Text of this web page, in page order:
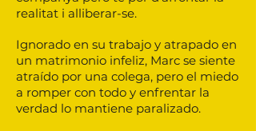
realitat i alliberar-se.
Ignorado en su trabajo y atrapado en
un matrimonio infeliz, Marc se siente
atraído por una colega, pero el miedo
a romper con todo y enfrentar la
verdad lo mantiene paralizado.